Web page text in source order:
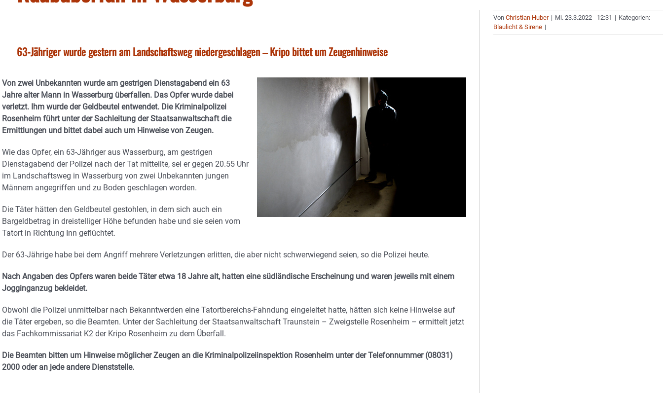
63-Jähriger wurde gestern am Landschaftsweg niedergeschlagen – Kripo bittet um Zeugenhinweise
Von zwei Unbekannten wurde am gestrigen Dienstagabend ein 63
Jahre alter Mann in Wasserburg überfallen. Das Opfer wurde dabei
verletzt. Ihm wurde der Geldbeutel entwendet. Die Kriminalpolizei
Rosenheim führt unter der Sachleitung der Staatsanwaltschaft die
Ermittlungen und bittet dabei auch um Hinweise von Zeugen.
Wie das Opfer, ein 63-Jähriger aus Wasserburg, am gestrigen
Dienstagabend der Polizei nach der Tat mitteilte, sei er gegen 20.55 Uhr
im Landschaftsweg in Wasserburg von zwei Unbekannten jungen
Männern angegriffen und zu Boden geschlagen worden.
Die Täter hätten den Geldbeutel gestohlen, in dem sich auch ein
Bargeldbetrag in dreistelliger Höhe befunden habe und sie seien vom
Tatort in Richtung Inn geflüchtet.
Der 63-Jährige habe bei dem Angriff mehrere Verletzungen erlitten, die aber nicht schwerwiegend seien, so die Polizei heute.
Nach Angaben des Opfers waren beide Täter etwa 18 Jahre alt, hatten eine südländische Erscheinung und waren jeweils mit einem
Jogginganzug bekleidet.
Obwohl die Polizei unmittelbar nach Bekanntwerden eine Tatortbereichs-Fahndung eingeleitet hatte, hätten sich keine Hinweise auf
die Täter ergeben, so die Beamten. Unter der Sachleitung der Staatsanwaltschaft Traunstein – Zweigstelle Rosenheim – ermittelt jetzt
das Fachkommissariat K2 der Kripo Rosenheim zu dem Überfall.
Die Beamten bitten um Hinweise möglicher Zeugen an die Kriminalpolizeiinspektion Rosenheim unter der Telefonnummer (08031)
2000 oder an jede andere Dienststelle.
VonChristian Huber | Mi. 23.3.2022 - 12:31 | Kategorien:
Blaulicht & Sirene |